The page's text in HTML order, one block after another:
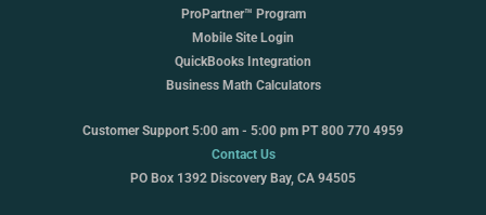
ProPartner™ Program
Mobile Site Login
QuickBooks Integration
Business Math Calculators
Customer Support 5:00 am - 5:00 pm PT 800 770 4959
Contact Us
PO Box 1392 Discovery Bay, CA 94505